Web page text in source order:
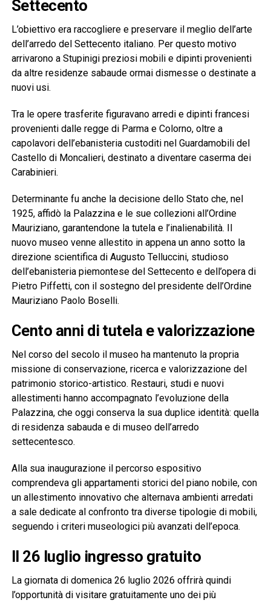
Settecento
L’obiettivo era raccogliere e preservare il meglio dell’arte
dell’arredo del Settecento italiano. Per questo motivo
arrivarono a Stupinigi preziosi mobili e dipinti provenienti
da altre residenze sabaude ormai dismesse o destinate a
nuovi usi.
Tra le opere trasferite figuravano arredi e dipinti francesi
provenienti dalle regge di Parma e Colorno, oltre a
capolavori dell’ebanisteria custoditi nel Guardamobili del
Castello di Moncalieri, destinato a diventare caserma dei
Carabinieri.
Determinante fu anche la decisione dello Stato che, nel
1925, affidò la Palazzina e le sue collezioni all’Ordine
Mauriziano, garantendone la tutela e l’inalienabilità. Il
nuovo museo venne allestito in appena un anno sotto la
direzione scientifica di Augusto Telluccini, studioso
dell’ebanisteria piemontese del Settecento e dell’opera di
Pietro Piffetti, con il sostegno del presidente dell’Ordine
Mauriziano Paolo Boselli.
Cento anni di tutela e valorizzazione
Nel corso del secolo il museo ha mantenuto la propria
missione di conservazione, ricerca e valorizzazione del
patrimonio storico-artistico. Restauri, studi e nuovi
allestimenti hanno accompagnato l’evoluzione della
Palazzina, che oggi conserva la sua duplice identità: quella
di residenza sabauda e di museo dell’arredo
settecentesco.
Alla sua inaugurazione il percorso espositivo
comprendeva gli appartamenti storici del piano nobile, con
un allestimento innovativo che alternava ambienti arredati
a sale dedicate al confronto tra diverse tipologie di mobili,
seguendo i criteri museologici più avanzati dell’epoca.
Il 26 luglio ingresso gratuito
La giornata di domenica 26 luglio 2026 offrirà quindi
l’opportunità di visitare gratuitamente uno dei più